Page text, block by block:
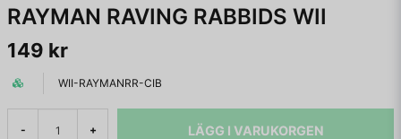
RAYMAN RAVING RABBIDS WII
149 kr
WII-RAYMANRR-CIB
- + LÄGG I VARUKORGEN